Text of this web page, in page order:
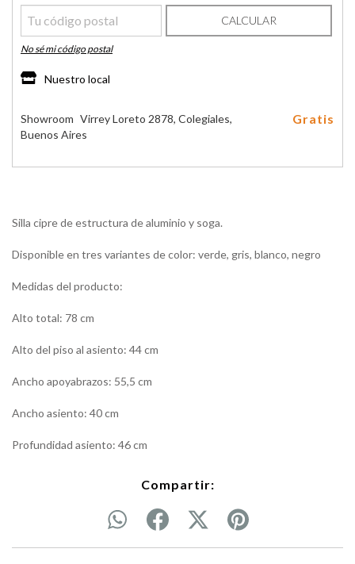
CALCULAR
No sé mi código postal
Nuestro local
Showroom Virrey Loreto 2878, Colegiales,
Buenos Aires
Gratis
Silla cipre de estructura de aluminio y soga.
Disponible en tres variantes de color: verde, gris, blanco, negro
Medidas del producto:
Alto total: 78 cm
Alto del piso al asiento: 44 cm
Ancho apoyabrazos: 55,5 cm
Ancho asiento: 40 cm
Profundidad asiento: 46 cm
Compartir: